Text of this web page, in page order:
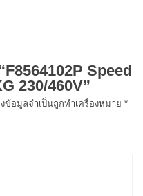
Speed
230/460V”
ข้อมูลจำเป็นถูกทำเครื่องหมาย *